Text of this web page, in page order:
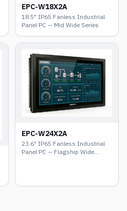
EPC-W18X2A
18.5" IP65 Fanless Industrial
Panel PC — Mid Wide Series
EPC-W24X2A
23.6" IP65 Fanless Industrial
Panel PC — Flagship Wide